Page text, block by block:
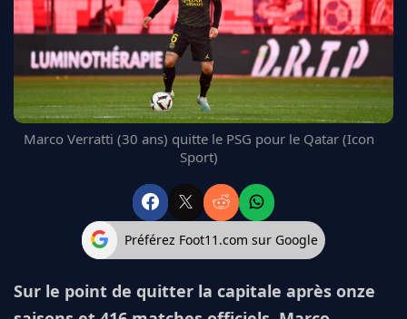
FC BARCELONE
MANCHESTER UNITED
CHELSEA
ARSENAL
BAYERN
L'AVIS DE LA RÉDAC'
Marco Verratti (30 ans) quitte le PSG pour le Qatar (Icon
Sport)
Préférez Foot11.com sur Google
Sur le point de quitter la capitale après onze